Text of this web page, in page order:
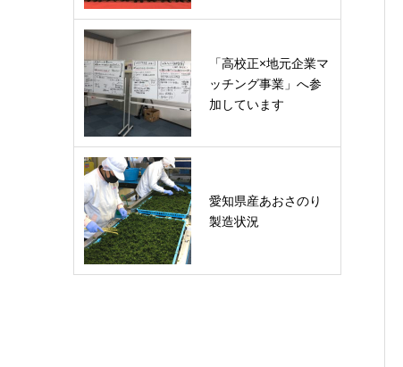
「高校正×地元企業マ
ッチング事業」へ参
加しています
愛知県産あおさのり
製造状況